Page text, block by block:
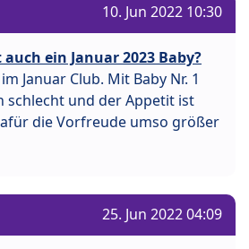
10. Jun 2022 10:30
ein Januar 2023 Baby?
Januar Club. Mit Baby Nr. 1
schlecht und der Appetit ist
die Vorfreude umso größer
25. Jun 2022 04:09